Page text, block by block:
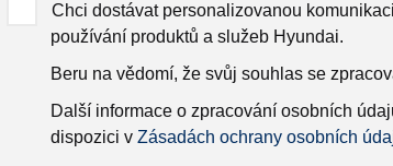
Chci dostávat personalizovanou
používání produktů a služeb Hyundai.
Beru na vědomí, že svůj souhlas se
Další informace o zpracování osobních
dispozici v Zásadách ochrany osobních